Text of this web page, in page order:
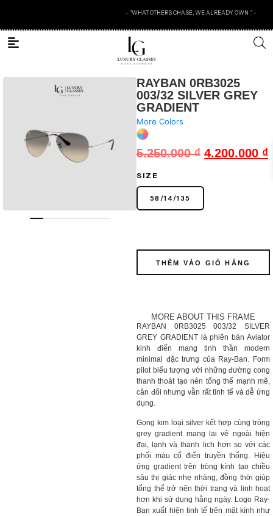
- "WHAT OTHERS CHASE, WE ALREADY OWN ." -
RAYBAN 0RB3025
003/32 SILVER GREY
GRADIENT
More Colors
5.250.000₫ 4.200.000 ₫
SIZE
58 /14 /135
THÊM VÀO GIỎ HÀNG
MORE ABOUT THIS FRAME
RAYBAN 0RB3025 003/32 SILVER
GREY GRADIENT là phiên bản Aviator
kinh điển mang tinh thần modern
minimal đặc trưng của Ray-Ban. Form
pilot biểu tượng với những đường cong
thanh thoát tạo nên tổng thể mạnh mẽ,
cân đối nhưng vẫn rất tinh tế và dễ ứng
dụng.
Gọng kim loại silver kết hợp cùng tròng
grey gradient mang lại vẻ ngoài hiện
đại, lạnh và thanh lịch hơn so với các
phối màu cổ điển truyền thống. Hiệu
ứng gradient trên tròng kính tạo chiều
sâu thị giác nhẹ nhàng, đồng thời giúp
tổng thể trở nên thời trang và linh hoạt
hơn khi sử dụng hằng ngày. Logo Ray-
Ban xuất hiện tinh tế trên mặt kính như